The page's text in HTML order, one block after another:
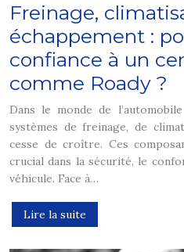
Freinage,
échappement :
confiance à un
comme Roady ?
Dans le monde de
systèmes de freinage, de
cesse de croître. Ces
crucial dans la sécurité, le
véhicule. Face à…
Lire la suite